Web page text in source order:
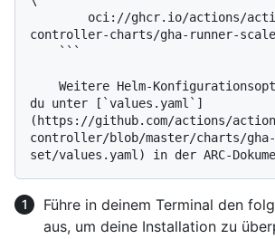
controller-charts/gha-runner-
du unter [`values.yaml`]
(https://github.com/actions/
controller/blob/master/charts/
Führe in deinem Terminal den
aus, um deine Installation zu